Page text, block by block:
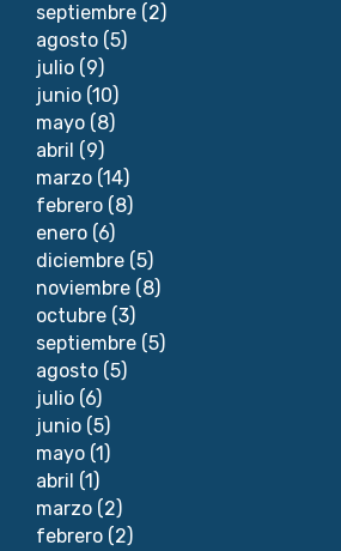
septiembre (2)
agosto (5)
julio (9)
junio (10)
mayo (8)
abril (9)
marzo (14)
febrero (8)
enero (6)
diciembre (5)
noviembre (8)
octubre (3)
septiembre (5)
agosto (5)
julio (6)
junio (5)
mayo (1)
abril (1)
marzo (2)
febrero (2)